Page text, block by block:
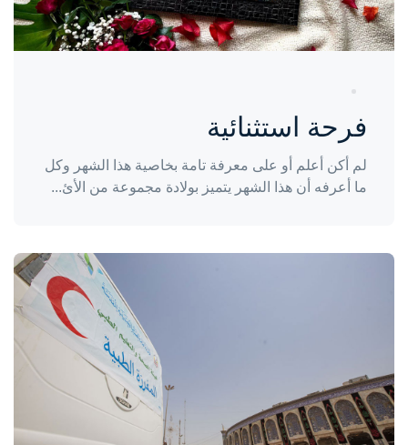
فرحة استثنائية
لم أكن أعلم أو على معرفة تامة بخاصية هذا الشهر وكل
ما أعرفه أن هذا الشهر يتميز بولادة مجموعة من الأئ...